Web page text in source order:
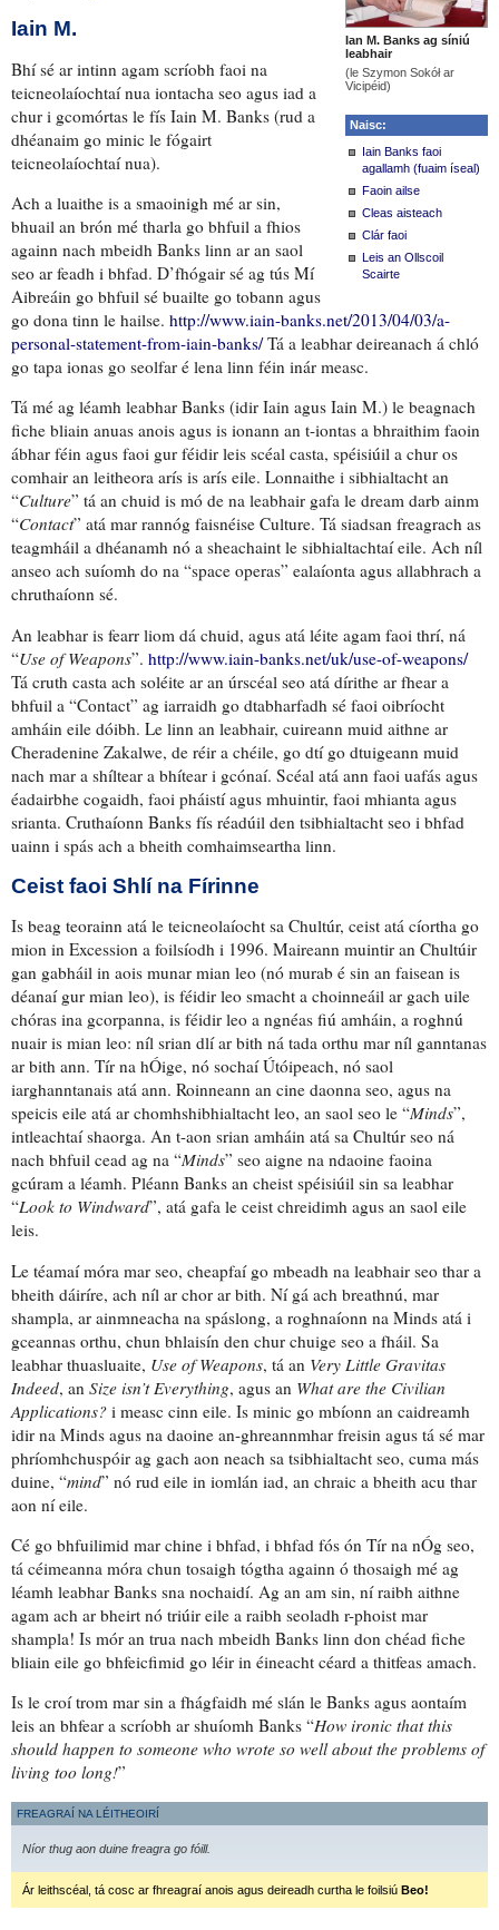
Ian M. Banks ag síniú
leabhair
(le Szymon Sokół ar
Vicipéid)
Naisc:
Iain Banks faoi
agallamh (fuaim íseal)
Faoin ailse
Cleas aisteach
Clár faoi
Leis an Ollscoil
Scairte
Iain M.
Bhí sé ar intinn agam scríobh faoi na
teicneolaíochtaí nua iontacha seo agus iad a
chur i gcomórtas le fís Iain M. Banks (rud a
dhéanaim go minic le fógairt
teicneolaíochtaí nua).
Ach a luaithe is a smaoinigh mé ar sin,
bhuail an brón mé tharla go bhfuil a fhios
againn nach mbeidh Banks linn ar an saol
seo ar feadh i bhfad. D’fhógair sé ag tús Mí
Aibreáin go bhfuil sé buailte go tobann agus
go dona tinn le hailse. http://www.iain-banks.net/2013/04/03/a-
personal-statement-from-iain-banks/Tá a leabhar deireanach á chló
go tapa ionas go seolfar é lena linn féin inár measc.
Tá mé ag léamh leabhar Banks (idir Iain agus Iain M.) le beagnach
fiche bliain anuas anois agus is ionann an t-iontas a bhraithim faoin
ábhar féin agus faoi gur féidir leis scéal casta, spéisiúil a chur os
comhair an leitheora arís is arís eile. Lonnaithe i sibhialtacht an
“Culture” tá an chuid is mó de na leabhair gafa le dream darb ainm
“Contact” atá mar rannóg faisnéise Culture. Tá siadsan freagrach as
teagmháil a dhéanamh nó a sheachaint le sibhialtachtaí eile. Ach níl
anseo ach suíomh do na “space operas” ealaíonta agus allabhrach a
chruthaíonn sé.
An leabhar is fearr liom dá chuid, agus atá léite agam faoi thrí, ná
“Use of Weapons”. http://www.iain-banks.net/uk/use-of-weapons/
Tá cruth casta ach soléite ar an úrscéal seo atá dírithe ar fhear a
bhfuil a “Contact” ag iarraidh go dtabharfadh sé faoi oibríocht
amháin eile dóibh. Le linn an leabhair, cuireann muid aithne ar
Cheradenine Zakalwe, de réir a chéile, go dtí go dtuigeann muid
nach mar a shíltear a bhítear i gcónaí. Scéal atá ann faoi uafás agus
éadairbhe cogaidh, faoi pháistí agus mhuintir, faoi mhianta agus
srianta. Cruthaíonn Banks fís réadúil den tsibhialtacht seo i bhfad
uainn i spás ach a bheith comhaimseartha linn.
Ceist faoi Shlí na Fírinne
Is beag teorainn atá le teicneolaíocht sa Chultúr, ceist atá cíortha go
mion in Excession a foilsíodh i 1996. Maireann muintir an Chultúir
gan gabháil in aois munar mian leo (nó murab é sin an faisean is
déanaí gur mian leo), is féidir leo smacht a choinneáil ar gach uile
chóras ina gcorpanna, is féidir leo a ngnéas fiú amháin, a roghnú
nuair is mian leo: níl srian dlí ar bith ná tada orthu mar níl ganntanas
ar bith ann. Tír na hÓige, nó sochaí Útóipeach, nó saol
iarghanntanais atá ann. Roinneann an cine daonna seo, agus na
speicis eile atá ar chomhshibhialtacht leo, an saol seo le “Minds”,
intleachtaí shaorga. An t-aon srian amháin atá sa Chultúr seo ná
nach bhfuil cead ag na “Minds” seo aigne na ndaoine faoina
gcúram a léamh. Pléann Banks an cheist spéisiúil sin sa leabhar
“Look to Windward”, atá gafa le ceist chreidimh agus an saol eile
leis.
Le téamaí móra mar seo, cheapfaí go mbeadh na leabhair seo thar a
bheith dáiríre, ach níl ar chor ar bith. Ní gá ach breathnú, mar
shampla, ar ainmneacha na spáslong, a roghnaíonn na Minds atá i
gceannas orthu, chun bhlaisín den chur chuige seo a fháil. Sa
leabhar thuasluaite, Use of Weapons, tá an Very Little Gravitas
Indeed, an Size isn’t Everything, agus an What are the Civilian
Applications? i measc cinn eile. Is minic go mbíonn an caidreamh
idir na Minds agus na daoine an-ghreannmhar freisin agus tá sé mar
phríomhchuspóir ag gach aon neach sa tsibhialtacht seo, cuma más
duine, “mind” nó rud eile in iomlán iad, an chraic a bheith acu thar
aon ní eile.
Cé go bhfuilimid mar chine i bhfad, i bhfad fós ón Tír na nÓg seo,
tá céimeanna móra chun tosaigh tógtha againn ó thosaigh mé ag
léamh leabhar Banks sna nochaidí. Ag an am sin, ní raibh aithne
agam ach ar bheirt nó triúir eile a raibh seoladh r-phoist mar
shampla! Is mór an trua nach mbeidh Banks linn don chéad fiche
bliain eile go bhfeicfimid go léir in éineacht céard a thitfeas amach.
Is le croí trom mar sin a fhágfaidh mé slán le Banks agus aontaím
leis an bhfear a scríobh ar shuíomh Banks “How ironic that this
should happen to someone who wrote so well about the problems of
living too long!”
FREAGRAÍ NA LÉITHEOIRÍ